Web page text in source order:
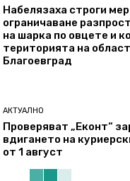
Набелязаха строги
ограничаване
на шарка по овцете и
територията на област
Благоевград
АКТУАЛНО
Проверяват „Еконт“
вдигането на
от 1 август